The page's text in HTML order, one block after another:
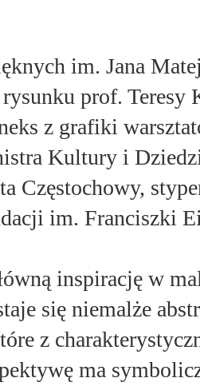
im. Jana
prof.
z grafiki
Kultury i
Częstochowy,
im. Franciszki
inspirację w
się niemalże
z
ma